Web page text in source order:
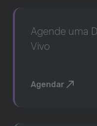
Agende uma
Vivo
Agendar